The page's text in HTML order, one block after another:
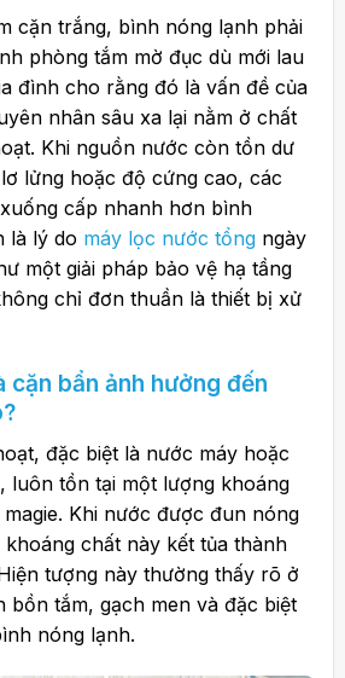
cặn trắng, bình nóng lạnh phải
phòng tắm mờ đục dù mới lau
đình cho rằng đó là vấn đề của
nhân sâu xa lại nằm ở chất
Khi nguồn nước còn tồn dư
lửng hoặc độ cứng cao, các
cấp nhanh hơn bình
là lý do máy lọc nước tổngngày
một giải pháp bảo vệ hạ tầng
chỉ đơn thuần là thiết bị xử
cặn bẩn ảnh hưởng đến
đặc biệt là nước máy hoặc
luôn tồn tại một lượng khoáng
Khi nước được đun nóng
chất này kết tủa thành
tượng này thường thấy rõ ở
bồn tắm, gạch men và đặc biệt
nóng lạnh.